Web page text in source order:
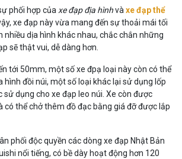
phối hợp của xe đạp địa hìnhvà xe đạp thể
vậy, xe đạp này vừa mang đến sự thoải mái tối
nhiều dịa hình khác nhau, chắc chắn những
sẽ thật vui, dễ dàng hơn.
tới 50mm, một số xe đpạ loại này còn có thể
hình đồi núi, một số loại khác lại sử dụng lốp
sử dụng cho xe đạp leo núi. Xe còn được
có thể chở thêm đồ đạc bằng giá đỡ được lắp
phối độc quyền các dòng xe đạp Nhật Bản
nổi tiếng, có bề dày hoạt động hơn 120